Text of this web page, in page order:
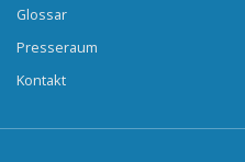
Glossar
Presseraum
Kontakt